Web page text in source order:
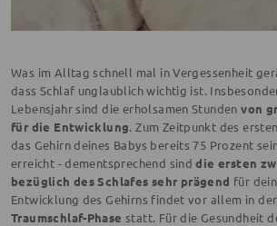
Was im Alltag schnell mal in Vergessenheit
dass Schlaf unglaublich wichtig ist.
Lebensjahr sind die erholsamen Stundenvon
für die Entwicklung. Zum Zeitpunkt des
das Gehirn deines Babys bereits 75 Prozent
erreicht - dementsprechend sinddie ersten
bezüglich des Schlafes sehr prägend für
Entwicklung des Gehirns findet vor allem in
Traumschlaf-Phase statt. Für die Gesundheit